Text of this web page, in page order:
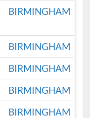
BIRMINGHAM
BIRMINGHAM
BIRMINGHAM
BIRMINGHAM
BIRMINGHAM